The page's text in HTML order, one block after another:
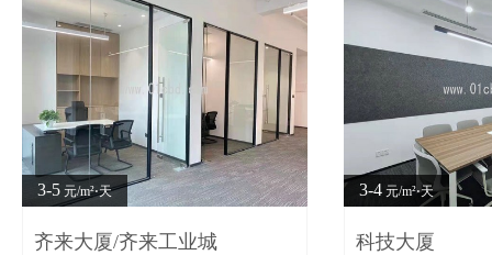
3-5 元/m²⋅天
齐来大厦/齐来工业城
3-4 元/m²⋅天
科技大厦